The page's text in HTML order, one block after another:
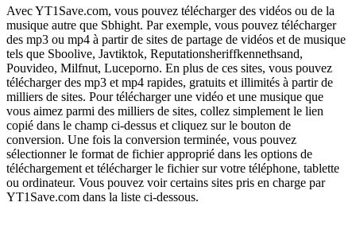
Avec YT1Save.com, vous pouvez télécharger des vidéos ou de la
musique autre que Sbhight. Par exemple, vous pouvez télécharger
des mp3 ou mp4 à partir de sites de partage de vidéos et de musique
tels que Sboolive, Javtiktok, Reputationsheriffkennethsand,
Pouvideo, Milfnut, Luceporno. En plus de ces sites, vous pouvez
télécharger des mp3 et mp4 rapides, gratuits et illimités à partir de
milliers de sites. Pour télécharger une vidéo et une musique que
vous aimez parmi des milliers de sites, collez simplement le lien
copié dans le champ ci-dessus et cliquez sur le bouton de
conversion. Une fois la conversion terminée, vous pouvez
sélectionner le format de fichier approprié dans les options de
téléchargement et télécharger le fichier sur votre téléphone, tablette
ou ordinateur. Vous pouvez voir certains sites pris en charge par
YT1Save.com dans la liste ci-dessous.